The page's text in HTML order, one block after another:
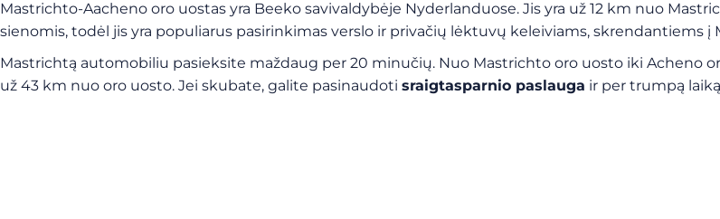
Mastrichto-Aacheno oro uostas yra Beeko savivaldybėje Nyderlanduose. Jis yra už 12 km nuo
sienomis, todėl jis yra populiarus pasirinkimas verslo ir privačių lėktuvų keleiviams, skrendantiems į
Mastrichtą automobiliu pasieksite maždaug per 20 minučių. Nuo Mastrichto oro uosto iki Acheno
už 43 km nuo oro uosto. Jei skubate, galite pasinaudoti sraigtasparnio paslauga ir per trumpą